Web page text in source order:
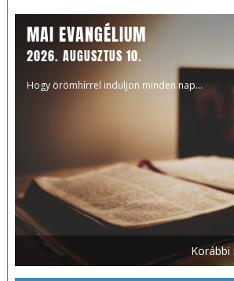
MAI EVANGÉLIUM
2026. AUGUSZTUS 10.
Hogy örömhírrel induljon minden nap...
Korábbi